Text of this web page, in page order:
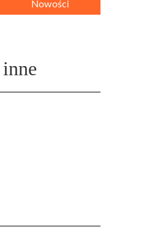
Nowości
inne